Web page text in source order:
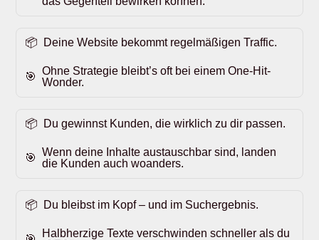
Deine Website bekommt regelmäßigen Traffic.
Ohne Strategie bleibt’s oft bei einem One-Hit-
Wonder.
Du gewinnst Kunden, die wirklich zu dir passen.
Wenn deine Inhalte austauschbar sind, landen
die Kunden auch woanders.
Du bleibst im Kopf – und im Suchergebnis.
Halbherzige Texte verschwinden schneller als du